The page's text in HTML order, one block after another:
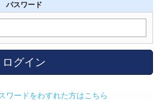
パスワード
ログイン
ワードをわすれた方はこちら